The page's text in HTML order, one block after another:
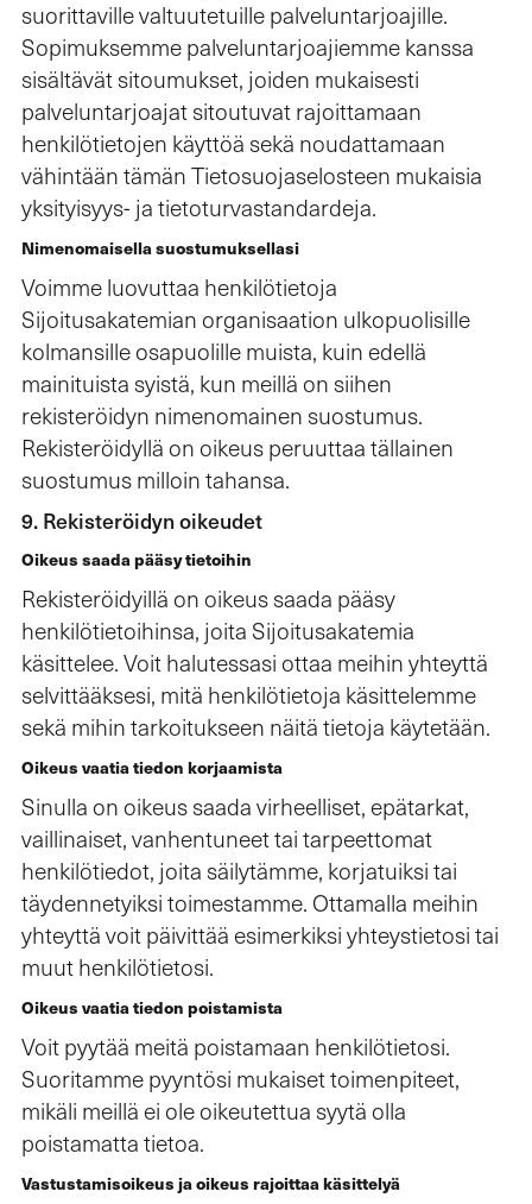
suorittaville valtuutetuille palveluntarjoajille.
Sopimuksemme palveluntarjoajiemme kanssa
sisältävät sitoumukset, joiden mukaisesti
palveluntarjoajat sitoutuvat rajoittamaan
henkilötietojen käyttöä sekä noudattamaan
vähintään tämän Tietosuojaselosteen mukaisia
yksityisyys- ja tietoturvastandardeja.
Nimenomaisella suostumuksellasi
Voimme luovuttaa henkilötietoja
Sijoitusakatemian organisaation ulkopuolisille
kolmansille osapuolille muista, kuin edellä
mainituista syistä, kun meillä on siihen
rekisteröidyn nimenomainen suostumus.
Rekisteröidyllä on oikeus peruuttaa tällainen
suostumus milloin tahansa.
9. Rekisteröidyn oikeudet
Oikeus saada pääsy tietoihin
Rekisteröidyillä on oikeus saada pääsy
henkilötietoihinsa, joita Sijoitusakatemia
käsittelee. Voit halutessasi ottaa meihin yhteyttä
selvittääksesi, mitä henkilötietoja käsittelemme
sekä mihin tarkoitukseen näitä tietoja käytetään.
Oikeus vaatia tiedon korjaamista
Sinulla on oikeus saada virheelliset, epätarkat,
vaillinaiset, vanhentuneet tai tarpeettomat
henkilötiedot, joita säilytämme, korjatuiksi tai
täydennetyiksi toimestamme. Ottamalla meihin
yhteyttä voit päivittää esimerkiksi yhteystietosi tai
muut henkilötietosi.
Oikeus vaatia tiedon poistamista
Voit pyytää meitä poistamaan henkilötietosi.
Suoritamme pyyntösi mukaiset toimenpiteet,
mikäli meillä ei ole oikeutettua syytä olla
poistamatta tietoa.
Vastustamisoikeus ja oikeus rajoittaa käsittelyä